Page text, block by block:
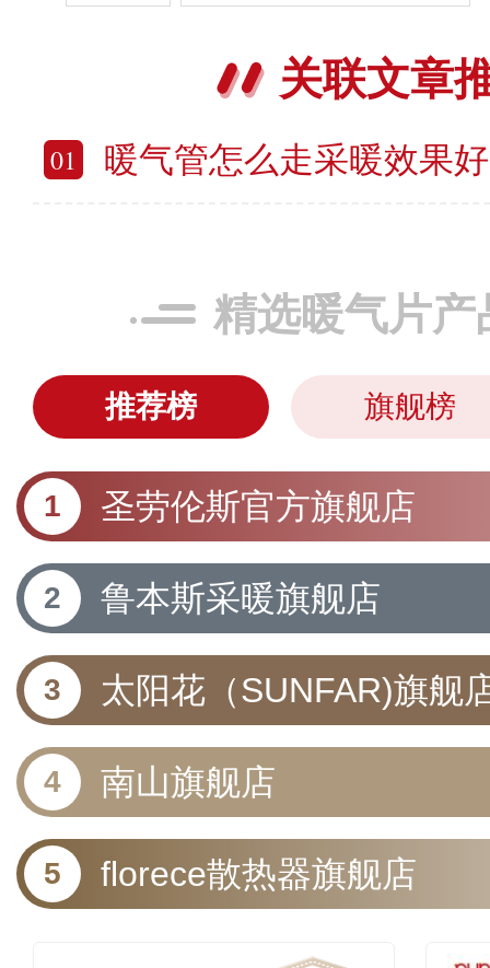
关联文章
01 暖气管怎么走采暖效果好 暖
精选暖气片产
推荐榜 旗舰榜
圣劳伦斯官方旗舰店
鲁本斯采暖旗舰店
太阳花（SUNFAR)旗舰
南山旗舰店
florece散热器旗舰店